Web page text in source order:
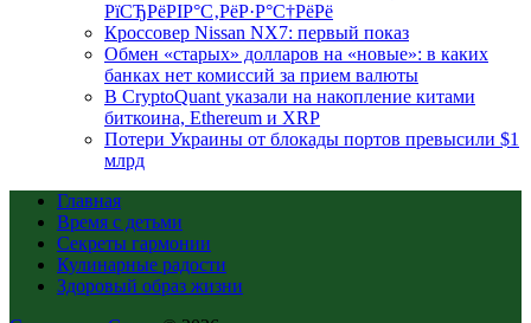
РїСЂРёРІР°С‚РёР·Р°С†РёРё
Кроссовер Nissan NX7: первый показ
Обмен «старых» долларов на «новые»: в каких
банках нет комиссий за прием валюты
В CryptoQuant указали на накопление китами
биткоина, Ethereum и XRP
Потери Украины от блокады портов превысили $1
млрд
Главная
Время с детьми
Секреты гармонии
Кулинарные радости
Здоровый образ жизни